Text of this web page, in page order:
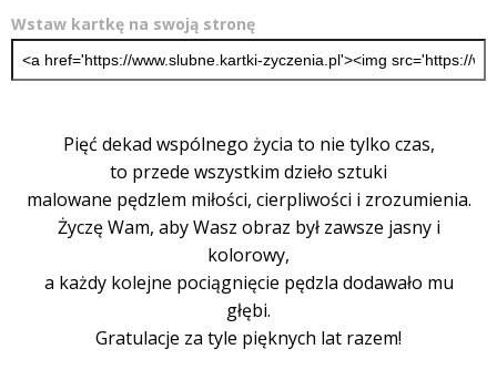
Wstaw kartkę na swoją stronę
Pięć dekad wspólnego życia to nie tylko czas,
to przede wszystkim dzieło sztuki
malowane pędzlem miłości, cierpliwości i zrozumienia.
Życzę Wam, aby Wasz obraz był zawsze jasny i
kolorowy,
a każdy kolejne pociągnięcie pędzla dodawało mu
głębi.
Gratulacje za tyle pięknych lat razem!